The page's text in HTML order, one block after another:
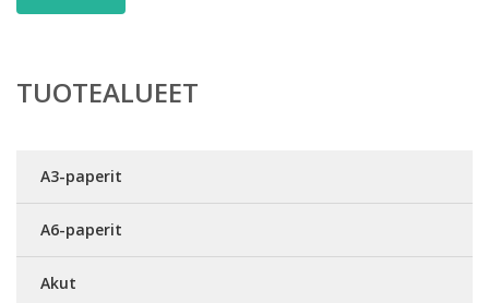
TUOTEALUEET
A3-paperit
A6-paperit
Akut